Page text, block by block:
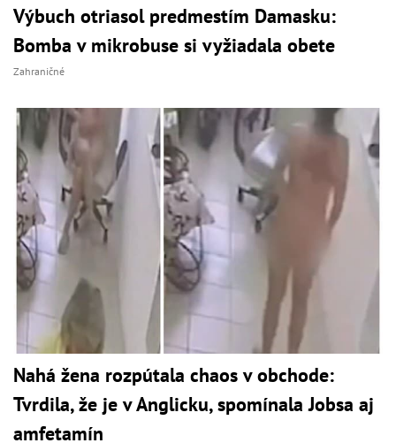
Výbuch otriasol predmestím Damasku:
Bomba v mikrobuse si vyžiadala obete
Zahraničné
Nahá žena rozpútala chaos v obchode:
Tvrdila, že je v Anglicku, spomínala Jobsa aj
amfetamín